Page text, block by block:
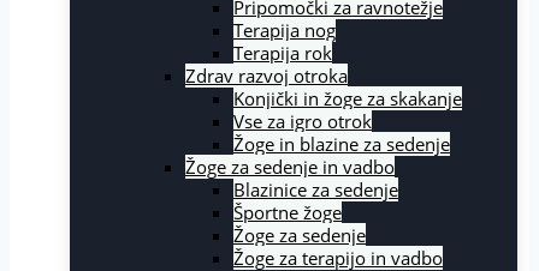
Pripomočki za ravnotežje
Terapija nog
Terapija rok
Zdrav razvoj otroka
Konjički in žoge za skakanje
Vse za igro otrok
Žoge in blazine za sedenje
Žoge za sedenje in vadbo
Blazinice za sedenje
Športne žoge
Žoge za sedenje
Žoge za terapijo in vadbo